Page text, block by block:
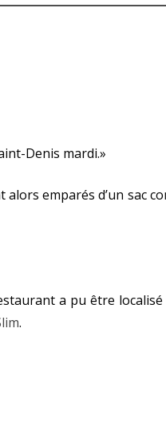
Denis mardi.»
alors emparés d’un sac
a pu être localisé
.